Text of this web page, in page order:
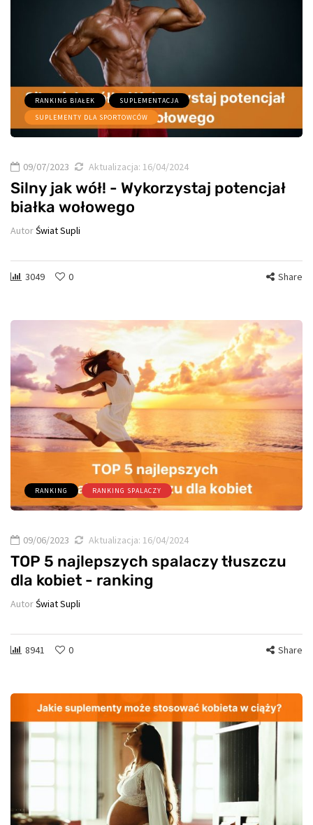
RANKING BIAŁEK
SUPLEMENTACJA
SUPLEMENTY DLA SPORTOWCÓW
09/07/2023 Aktualizacja: 16/04/2024
Silny jak wół! - Wykorzystaj potencjał
białka wołowego
AutorŚwiat Supli
3049 0 Share
RANKING RANKING SPALACZY
09/06/2023 Aktualizacja: 16/04/2024
TOP 5 najlepszych spalaczy tłuszczu
dla kobiet - ranking
AutorŚwiat Supli
8941 0 Share